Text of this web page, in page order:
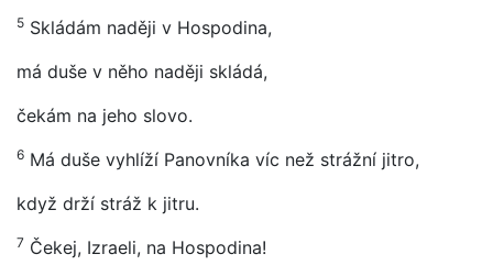
5 Skládám naději v Hospodina,
má duše v něho naději skládá,
čekám na jeho slovo.
6 Má duše vyhlíží Panovníka víc než strážní jitro,
když drží stráž k jitru.
7 Čekej, Izraeli, na Hospodina!